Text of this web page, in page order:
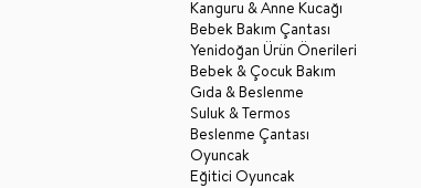
Kanguru & Anne Kucağı
Bebek Bakım Çantası
Yenidoğan Ürün Önerileri
Bebek & Çocuk Bakım
Gıda & Beslenme
Suluk & Termos
Beslenme Çantası
Oyuncak
Eğitici Oyuncak